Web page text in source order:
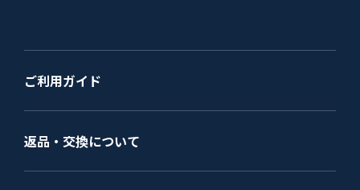
ご利用ガイド
返品・交換について